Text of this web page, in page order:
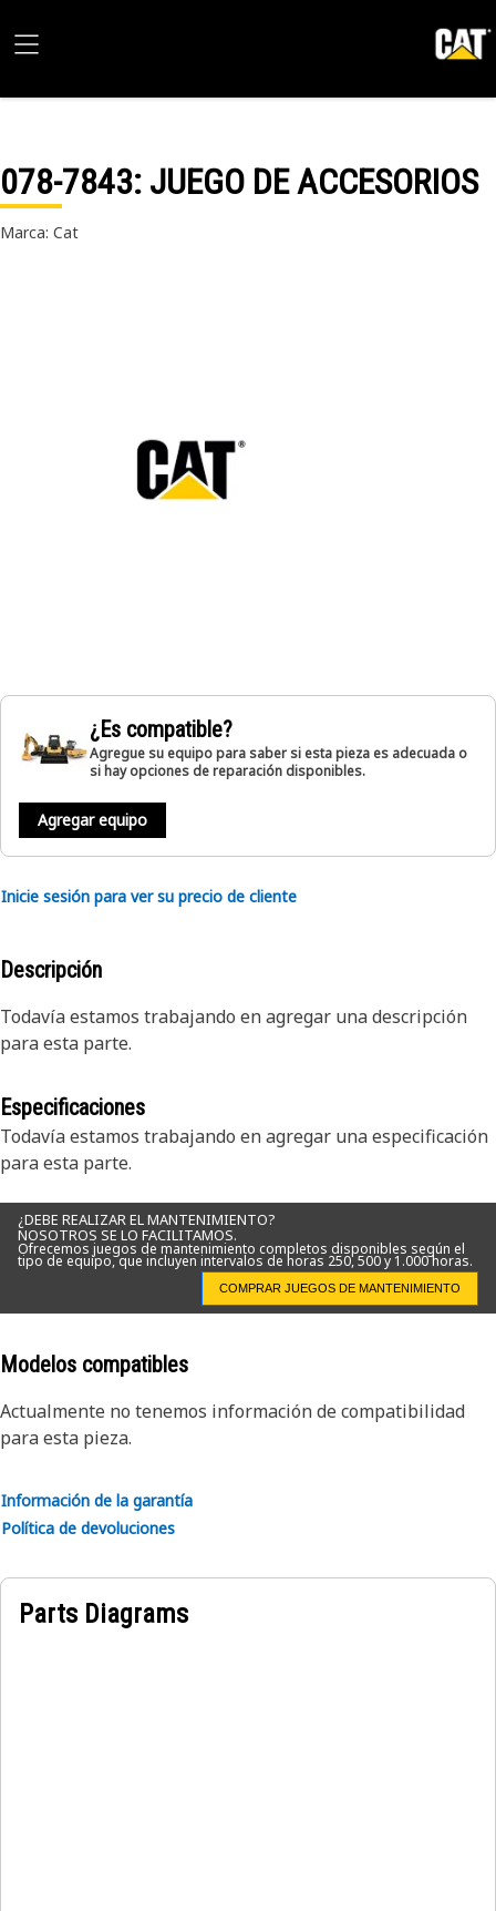
078-7843: JUEGO DE ACCESORIOS
Marca: Cat
¿Es compatible?
Agregue su equipo para saber si esta pieza es adecuada o
si hay opciones de reparación disponibles.
Agregar equipo
Inicie sesión para ver su precio de cliente
Descripción
Todavía estamos trabajando en agregar una descripción
para esta parte.
Especificaciones
Todavía estamos trabajando en agregar una especificación
para esta parte.
¿DEBE REALIZAR EL MANTENIMIENTO?
NOSOTROS SE LO FACILITAMOS.
Ofrecemos juegos de mantenimiento completos disponibles según el
tipo de equipo, que incluyen intervalos de horas 250, 500 y 1.000 horas.
COMPRAR JUEGOS DE MANTENIMIENTO
Modelos compatibles
Actualmente no tenemos información de compatibilidad
para esta pieza.
Información de la garantía
Política de devoluciones
Parts Diagrams